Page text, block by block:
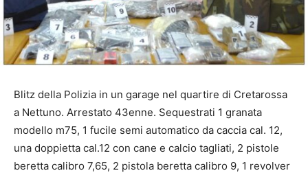
Blitz della Polizia in un garage nel quartire di Cretarossa
a Nettuno. Arrestato 43enne. Sequestrati 1 granata
modello m75, 1 fucile semi automatico da caccia cal. 12,
una doppietta cal.12 con cane e calcio tagliati, 2 pistole
beretta calibro 7,65, 2 pistola beretta calibro 9, 1 revolver